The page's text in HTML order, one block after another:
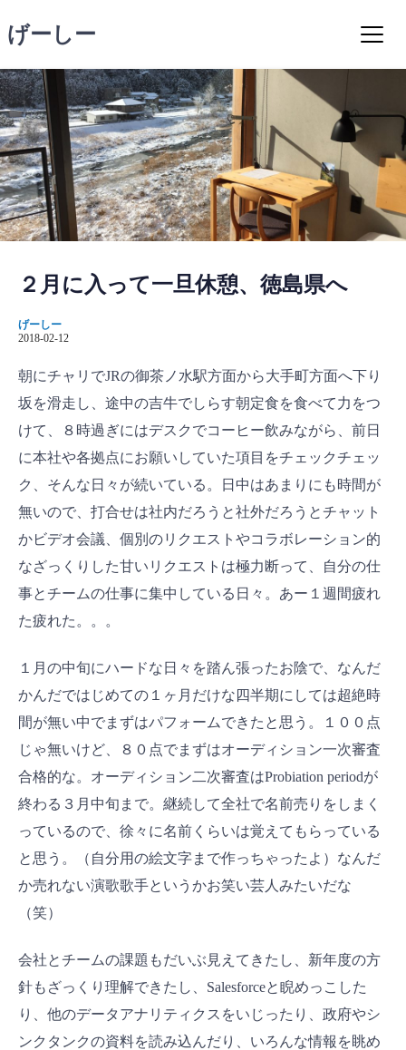
ン
ン
ツ
へ
ス
キ
ッ
プ
げーしー
２月に入って一旦休憩、徳島県へ
げーしー
2018-02-12
朝にチャリでJRの御茶ノ水駅方面から大手町方面へ下り
坂を滑走し、途中の吉牛でしらす朝定食を食べて力をつ
けて、８時過ぎにはデスクでコーヒー飲みながら、前日
に本社や各拠点にお願いしていた項目をチェックチェッ
ク、そんな日々が続いている。日中はあまりにも時間が
無いので、打合せは社内だろうと社外だろうとチャット
かビデオ会議、個別のリクエストやコラボレーション的
なざっくりした甘いリクエストは極力断って、自分の仕
事とチームの仕事に集中している日々。あー１週間疲れ
た疲れた。。。
１月の中旬にハードな日々を踏ん張ったお陰で、なんだ
かんだではじめての１ヶ月だけな四半期にしては超絶時
間が無い中でまずはパフォームできたと思う。１００点
じゃ無いけど、８０点でまずはオーディション一次審査
合格的な。オーディション二次審査はProbiation periodが
終わる３月中旬まで。継続して全社で名前売りをしまく
っているので、徐々に名前くらいは覚えてもらっている
と思う。（自分用の絵文字まで作っちゃったよ）なんだ
か売れない演歌歌手というかお笑い芸人みたいだな
（笑）
会社とチームの課題もだいぶ見えてきたし、新年度の方
針もざっくり理解できたし、Salesforceと睨めっこした
り、他のデータアナリティクスをいじったり、政府やシ
ンクタンクの資料を読み込んだり、いろんな情報を眺め